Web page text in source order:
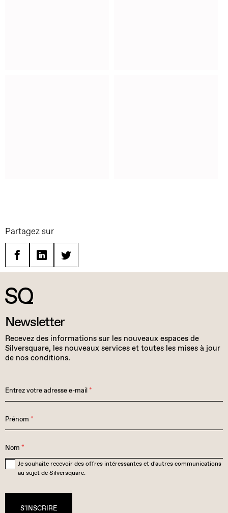
Partagez sur
FacebookLinkedinTwitter
Newsletter
Recevez des informations sur les nouveaux espaces de
Silversquare, les nouveaux services et toutes les mises à jour
de nos conditions.
Entrez votre adresse e-mail*
Prénom *
Nom *
Je souhaite recevoir des offres intéressantes et d'autres communications
au sujet de Silversquare.
S'INSCRIRE